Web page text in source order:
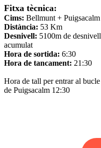
Fitxa tècnica:
Cims: ​Bellmunt + Puigsacalm
Distància: 53 Km
Desnivell: 5100m de desnivell
acumulat
Hora de sortida: 6:30
Hora de tancament: 21:30
Hora de tall per entrar al bucle
de Puigsacalm 12:30